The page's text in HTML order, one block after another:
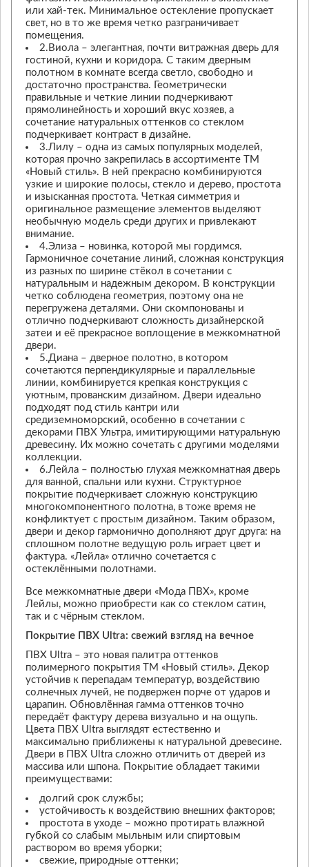
или хай-тек. Минимальное остекление пропускает
свет, но в то же время четко разграничивает
помещения.
2.Виола – элегантная, почти витражная дверь для
гостиной, кухни и коридора. С таким дверным
полотном в комнате всегда светло, свободно и
достаточно пространства. Геометрически
правильные и четкие линии подчеркивают
прямолинейность и хороший вкус хозяев, а
сочетание натуральных оттенков со стеклом
подчеркивает контраст в дизайне.
3.Лилу – одна из самых популярных моделей,
которая прочно закрепилась в ассортименте ТМ
«Новый стиль». В ней прекрасно комбинируются
узкие и широкие полосы, стекло и дерево, простота
и изысканная простота. Четкая симметрия и
оригинальное размещение элементов выделяют
необычную модель среди других и привлекают
внимание.
4.Элиза – новинка, которой мы гордимся.
Гармоничное сочетание линий, сложная конструкция
из разных по ширине стёкол в сочетании с
натуральным и надежным декором. В конструкции
четко соблюдена геометрия, поэтому она не
перегружена деталями. Они скомпонованы и
отлично подчеркивают сложность дизайнерской
затеи и её прекрасное воплощение в межкомнатной
двери.
5.Диана – дверное полотно, в котором
сочетаются перпендикулярные и параллельные
линии, комбинируется крепкая конструкция с
уютным, прованским дизайном. Двери идеально
подходят под стиль кантри или
средиземноморский, особенно в сочетании с
декорами ПВХ Ультра, имитирующими натуральную
древесину. Их можно сочетать с другими моделями
коллекции.
6.Лейла – полностью глухая межкомнатная дверь
для ванной, спальни или кухни. Структурное
покрытие подчеркивает сложную конструкцию
многокомпонентного полотна, в тоже время не
конфликтует с простым дизайном. Таким образом,
двери и декор гармонично дополняют друг друга: на
сплошном полотне ведущую роль играет цвет и
фактура. «Лейла» отлично сочетается с
остеклёнными полотнами.
Все межкомнатные двери «Мода ПВХ», кроме
Лейлы, можно приобрести как со стеклом сатин,
так и с чёрным стеклом.
Покрытие ПВХ Ultra: свежий взгляд на вечное
ПВХ Ultra – это новая палитра оттенков
полимерного покрытия ТМ «Новый стиль». Декор
устойчив к перепадам температур, воздействию
солнечных лучей, не подвержен порче от ударов и
царапин. Обновлённая гамма оттенков точно
передаёт фактуру дерева визуально и на ощупь.
Цвета ПВХ Ultra выглядят естественно и
максимально приближены к натуральной древесине.
Двери в ПВХ Ultra сложно отличить от дверей из
массива или шпона. Покрытие обладает такими
преимуществами:
долгий срок службы;
устойчивость к воздействию внешних факторов;
простота в уходе – можно протирать влажной
губкой со слабым мыльным или спиртовым
раствором во время уборки;
свежие, природные оттенки;